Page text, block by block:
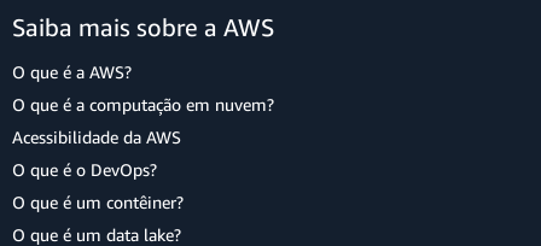
Saiba mais sobre a AWS
O que é a AWS?
O que é a computação em nuvem?
Acessibilidade da AWS
O que é o DevOps?
O que é um contêiner?
O que é um data lake?